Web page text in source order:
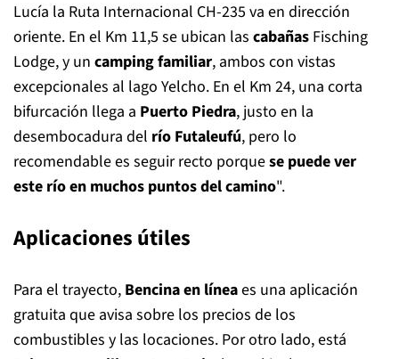
Lucía la Ruta Internacional CH-235 va en dirección
oriente. En el Km 11,5 se ubican las cabañas Fisching
Lodge, y un camping familiar, ambos con vistas
excepcionales al lago Yelcho. En el Km 24, una corta
bifurcación llega a Puerto Piedra, justo en la
desembocadura del río Futaleufú, pero lo
recomendable es seguir recto porquese puede ver
este río en muchos puntos del camino".
Aplicaciones útiles
Para el trayecto, Bencina en líneaes una aplicación
gratuita que avisa sobre los precios de los
combustibles y las locaciones. Por otro lado, está